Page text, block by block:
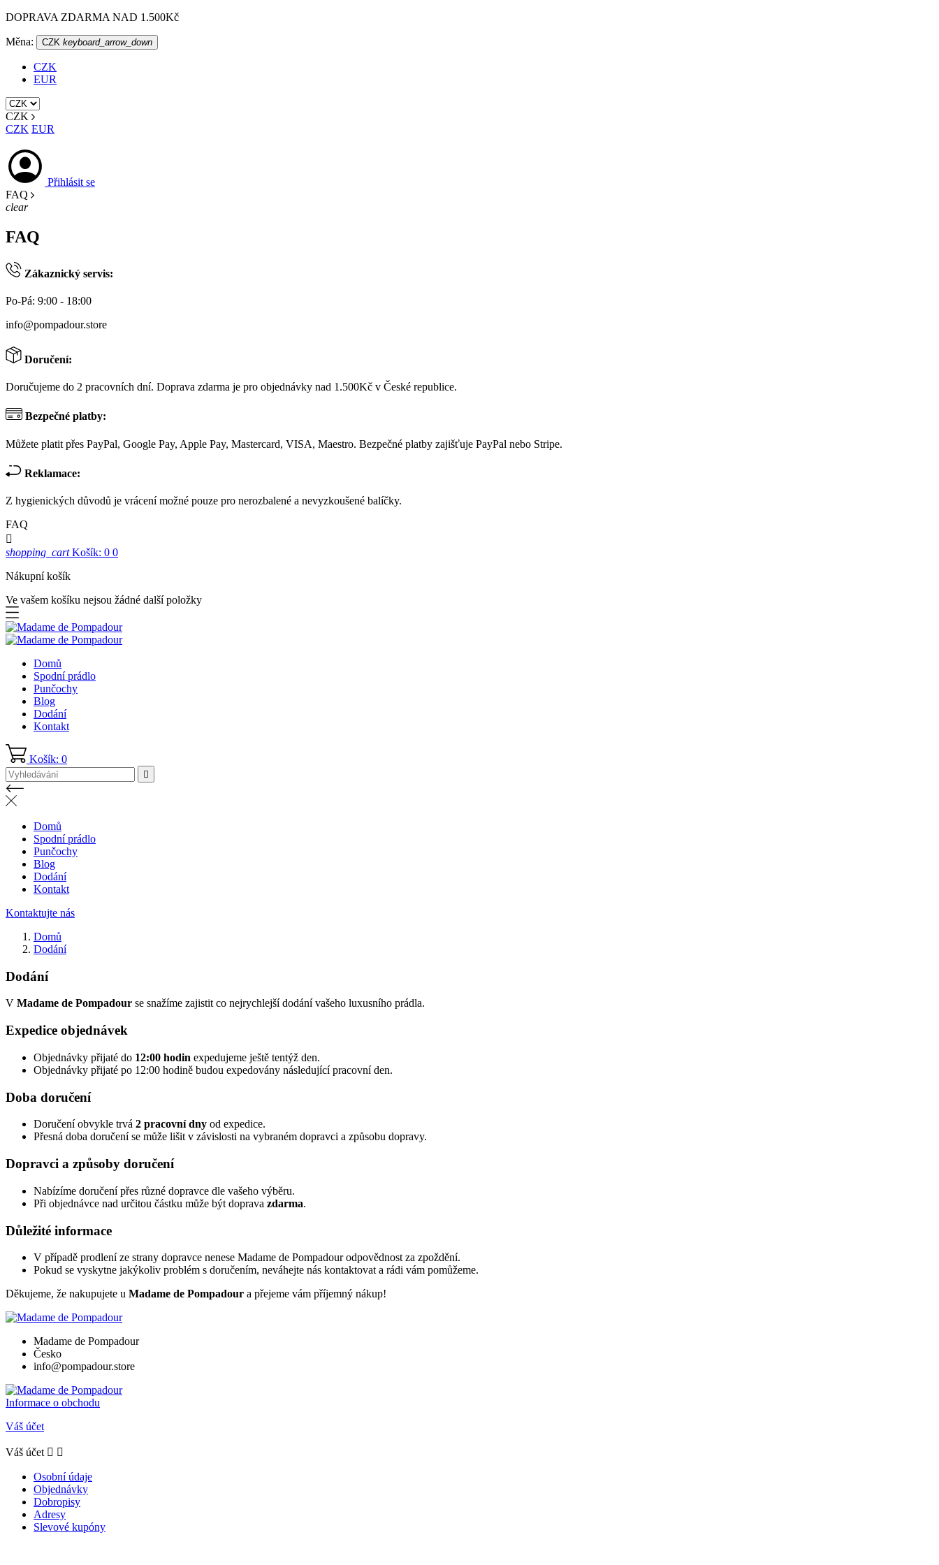
DOPRAVA ZDARMA NAD 1.500Kč
Měna: CZK keyboard_arrow_down
CZK
EUR
CZK
CZK EUR
Přihlásit se
FAQ
clear
FAQ
Zákaznický servis:
Po-Pá: 9:00 - 18:00
info@pompadour.store
Doručení:
Doručujeme do 2 pracovních dní. Doprava zdarma je pro objednávky nad 1.500Kč v České republice.
Bezpečné platby:
Můžete platit přes PayPal, Google Pay, Apple Pay, Mastercard, VISA, Maestro. Bezpečné platby zajišťuje PayPal nebo Stripe.
Reklamace:
Z hygienických důvodů je vrácení možné pouze pro nerozbalené a nevyzkoušené balíčky.
FAQ

shopping_cart Košík: 0 0
Nákupní košík
Ve vašem košíku nejsou žádné další položky
Domů
Spodní prádlo
Punčochy
Blog
Dodání
Kontakt
Košík: 0

Domů
Spodní prádlo
Punčochy
Blog
Dodání
Kontakt
Kontaktujte nás
Domů
Dodání
Dodání
V Madame de Pompadour se snažíme zajistit co nejrychlejší dodání vašeho luxusního prádla.
Expedice objednávek
Objednávky přijaté do 12:00 hodin expedujeme ještě tentýž den.
Objednávky přijaté po 12:00 hodině budou expedovány následující pracovní den.
Doba doručení
Doručení obvykle trvá 2 pracovní dny od expedice.
Přesná doba doručení se může lišit v závislosti na vybraném dopravci a způsobu dopravy.
Dopravci a způsoby doručení
Nabízíme doručení přes různé dopravce dle vašeho výběru.
Při objednávce nad určitou částku může být doprava zdarma.
Důležité informace
V případě prodlení ze strany dopravce nenese Madame de Pompadour odpovědnost za zpoždění.
Pokud se vyskytne jakýkoliv problém s doručením, neváhejte nás kontaktovat a rádi vám pomůžeme.
Děkujeme, že nakupujete u Madame de Pompadour a přejeme vám příjemný nákup!
Madame de Pompadour
Česko
info@pompadour.store
Informace o obchodu
Váš účet
Váš účet  
Osobní údaje
Objednávky
Dobropisy
Adresy
Slevové kupóny